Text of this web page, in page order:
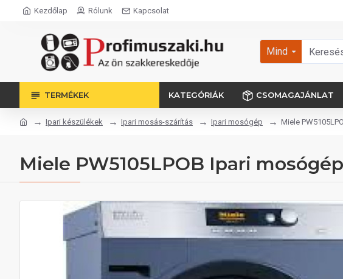
Kezdőlap Rólunk Kapcsolat
Mind
TERMÉKEK KATEGÓRIÁK CSOMAGAJÁNLAT
Ipari készülékek Ipari mosás-szárítás Ipari mosógép Miele
Miele PW5105LPOB Ipari mosógép